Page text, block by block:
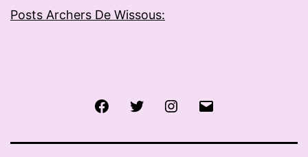
Posts Archers De Wissous:
FacebookTwitter Instagram